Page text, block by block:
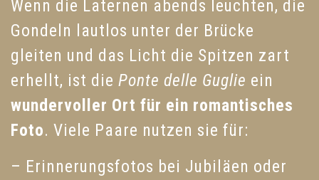
Wenn die Laternen abends leuchten, die
Gondeln lautlos unter der Brücke
gleiten und das Licht die Spitzen zart
erhellt, ist die Ponte delle Guglie ein
wundervoller Ort für ein romantisches
Foto. Viele Paare nutzen sie für:
– Erinnerungsfotos bei Jubiläen oder